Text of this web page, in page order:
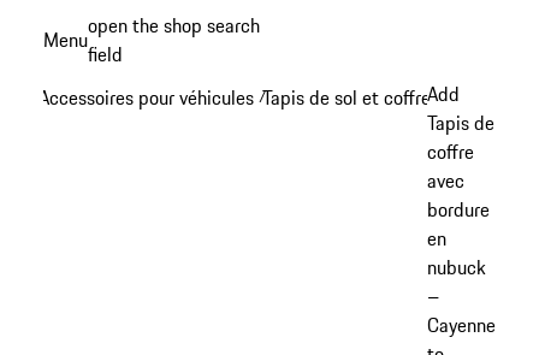
principal
Menuopen the shop search
field
Accessoires pour véhicules /Tapis de sol et coffre à bagages
Add
Tapis de
coffre
avec
bordure
en
nubuck
–
Cayenne